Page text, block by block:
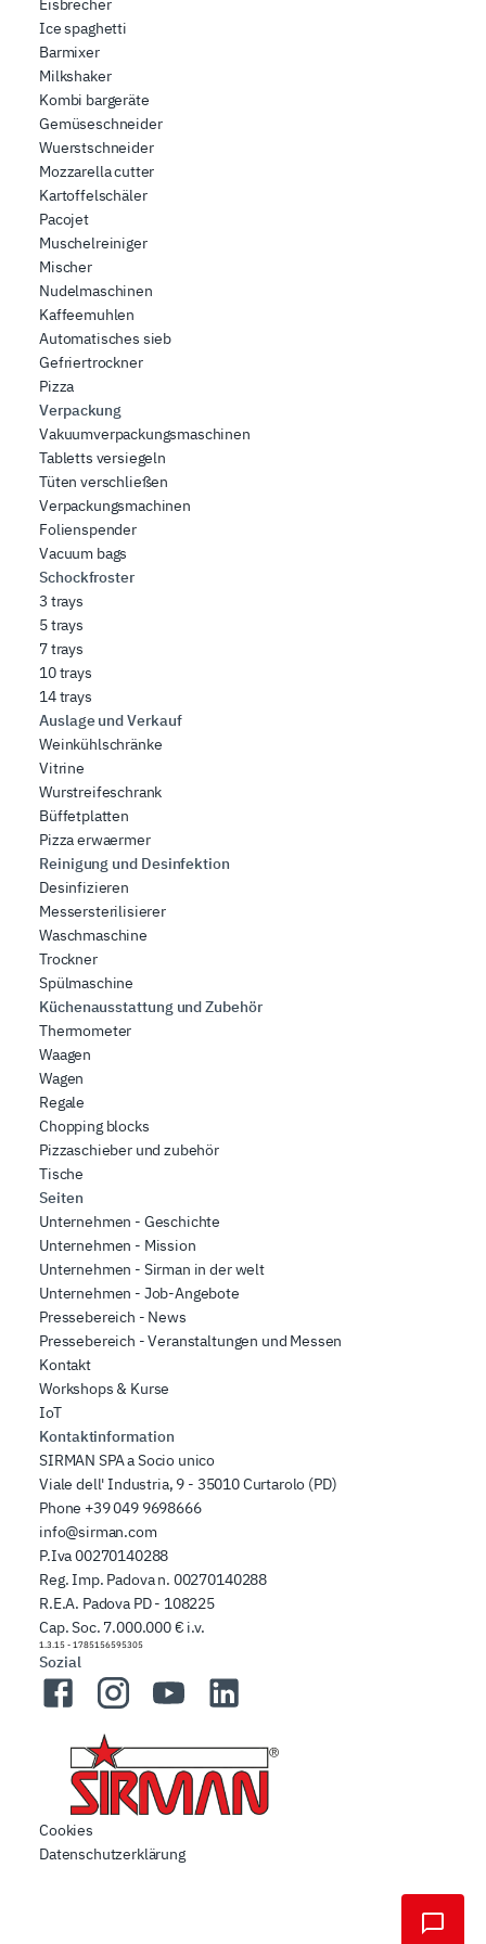
Eisbrecher
Ice spaghetti
Barmixer
Milkshaker
Kombi bargeräte
Gemüseschneider
Wuerstschneider
Mozzarella cutter
Kartoffelschäler
Pacojet
Muschelreiniger
Mischer
Nudelmaschinen
Kaffeemuhlen
Automatisches sieb
Gefriertrockner
Pizza
Verpackung
Vakuumverpackungsmaschinen
Tabletts versiegeln
Tüten verschließen
Verpackungsmachinen
Folienspender
Vacuum bags
Schockfroster
3 trays
5 trays
7 trays
10 trays
14 trays
Auslage und Verkauf
Weinkühlschränke
Vitrine
Wurstreifeschrank
Büffetplatten
Pizza erwaermer
Reinigung und Desinfektion
Desinfizieren
Messersterilisierer
Waschmaschine
Trockner
Spülmaschine
Küchenausstattung und Zubehör
Thermometer
Waagen
Wagen
Regale
Chopping blocks
Pizzaschieber und zubehör
Tische
Seiten
Unternehmen - Geschichte
Unternehmen - Mission
Unternehmen - Sirman in der welt
Unternehmen - Job-Angebote
Pressebereich - News
Pressebereich - Veranstaltungen und Messen
Kontakt
Workshops & Kurse
IoT
Kontaktinformation
SIRMAN SPA a Socio unico
Viale dell' Industria, 9 - 35010 Curtarolo (PD)
Phone +39 049 9698666
info@sirman.com
P.Iva 00270140288
Reg. Imp. Padova n. 00270140288
R.E.A. Padova PD - 108225
Cap. Soc. 7.000.000 € i.v.
1.3.15 - 1785156595305
Sozial
FacebookInstagramYouTubeLinkedIn
Cookies
Datenschutzerklärung